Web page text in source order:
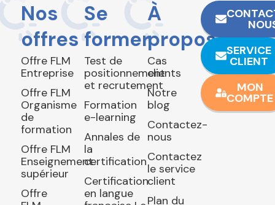
Nos
offres
Offre FLM
Entreprise
Offre FLM
Organisme
de
formation
Offre FLM
Enseignement
supérieur
Offre
Se
former
Test de
positionnement
et recrutement
Formation
e-learning
Annales de
la
certification
Certification
en langue
À
propos
Cas
clients
Notre
blog
Contactez-
nous
Contactez
le service
client
Plan du
SERVICE
CLIENT
MON
COMPTE